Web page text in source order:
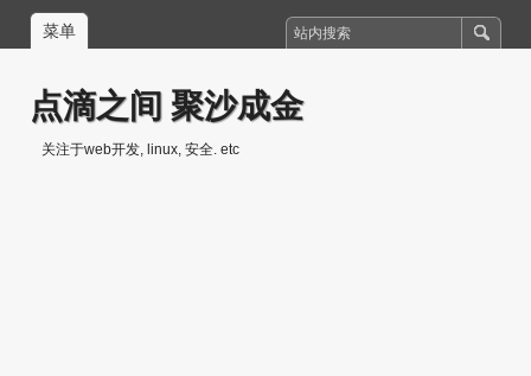
菜单
点滴之间 聚沙成金
关注于web开发, linux, 安全. etc